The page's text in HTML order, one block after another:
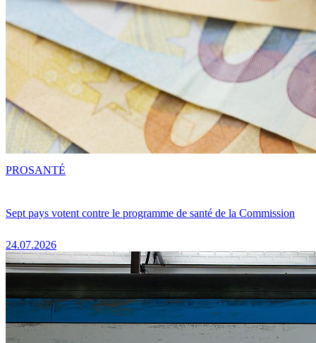
Sept pays votent contre le programme de santé de la Commission
24.07.2026
PROSANTÉ